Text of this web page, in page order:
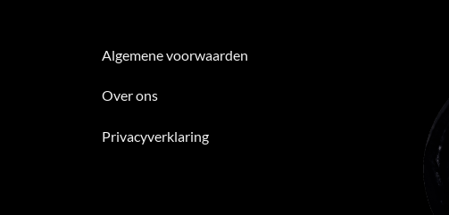
Algemene voorwaarden
Over ons
Privacyverklaring